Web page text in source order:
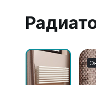
Комплектующие
Распродажа